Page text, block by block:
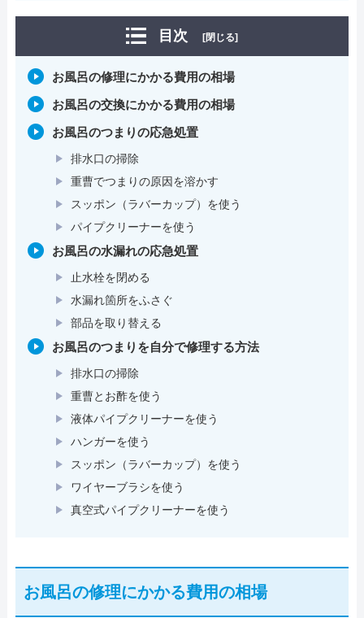
目次 [閉じる]
お風呂の修理にかかる費用の相場
お風呂の交換にかかる費用の相場
お風呂のつまりの応急処置
排水口の掃除
重曹でつまりの原因を溶かす
スッポン（ラバーカップ）を使う
パイプクリーナーを使う
お風呂の水漏れの応急処置
止水栓を閉める
水漏れ箇所をふさぐ
部品を取り替える
お風呂のつまりを自分で修理する方法
排水口の掃除
重曹とお酢を使う
液体パイプクリーナーを使う
ハンガーを使う
スッポン（ラバーカップ）を使う
ワイヤーブラシを使う
真空式パイプクリーナーを使う
お風呂の修理にかかる費用の相場